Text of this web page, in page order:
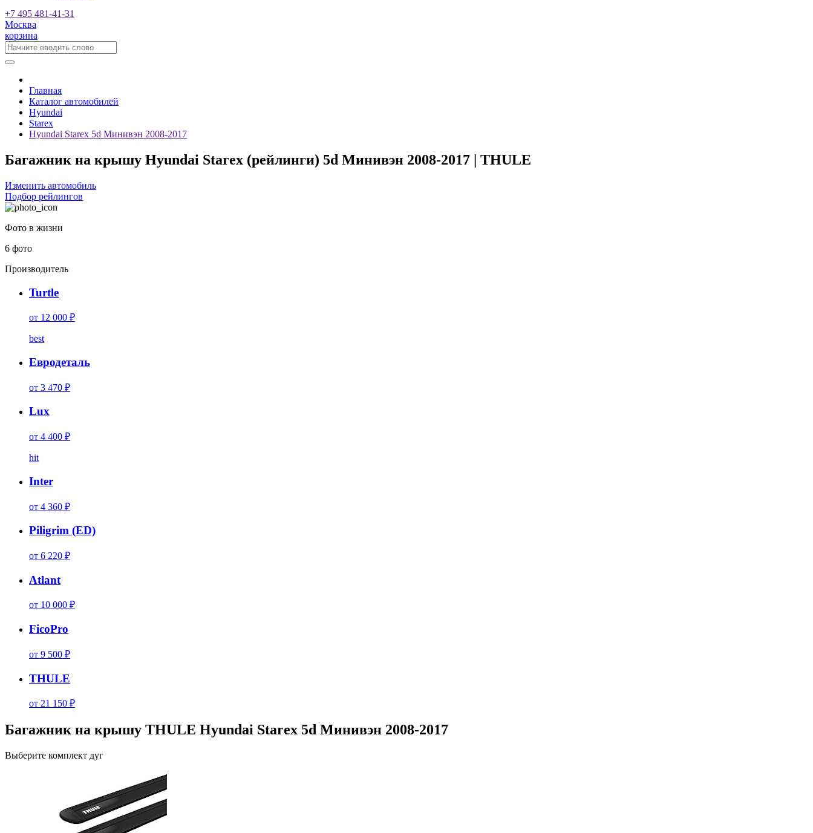
+7 495 481-41-31
Москва
корзина
Главная
Каталог автомобилей
Hyundai
Starex
Hyundai Starex 5d Минивэн 2008-2017
Багажник на крышу Hyundai Starex (рейлинги) 5d Минивэн 2008-2017 | THULE
Изменить автомобиль
Подбор рейлингов
Фото в жизни
6 фото
Производитель
Turtle
от 12 000 ₽
best
Евродеталь
от 3 470 ₽
Lux
от 4 400 ₽
hit
Inter
от 4 360 ₽
Piligrim (ED)
от 6 220 ₽
Atlant
от 10 000 ₽
FicoPro
от 9 500 ₽
THULE
от 21 150 ₽
Багажник на крышу THULE Hyundai Starex 5d Минивэн 2008-2017
Выберите комплект дуг